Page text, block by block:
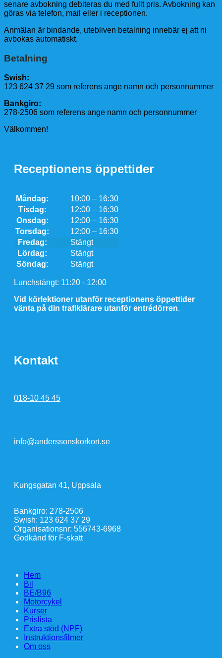
senare avbokning debiteras du med fullt pris. Avbokning kan
göras via telefon, mail eller i receptionen.
Anmälan är bindande, utebliven betalning innebär ej att ni
avbokas automatiskt.
Betalning
Swish:
123 624 37 29 som referens ange namn och personnummer
Bankgiro:
278-2506 som referens ange namn och personnummer
Välkommen!
Receptionens öppettider
Måndag:
10:00 – 16:30
Tisdag:
12:00 – 16:30
Onsdag:
12:00 – 16:30
Torsdag:
12:00 – 16:30
Fredag:
Stängt
Lördag:
Stängt
Söndag:
Stängt
Lunchstängt: 11:20 - 12:00
Vid körlektioner utanför receptionens öppettider
vänta på din trafiklärare utanför entrédörren.
Kontakt
018-10 45 45
info@anderssonskorkort.se
Kungsgatan 41, Uppsala
Bankgiro: 278-2506
Swish: 123 624 37 29
Organisationsnr: 556743-6968
Godkänd för F-skatt
Hem
Bil
BE/B96
Motorcykel
Kurser
Prislista
Extra stöd (NPF)
Instruktionsfilmer
Om oss